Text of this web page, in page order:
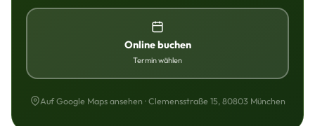
Online buchen
Termin wählen
Auf Google Maps ansehen · Clemensstraße 15, 80803 München